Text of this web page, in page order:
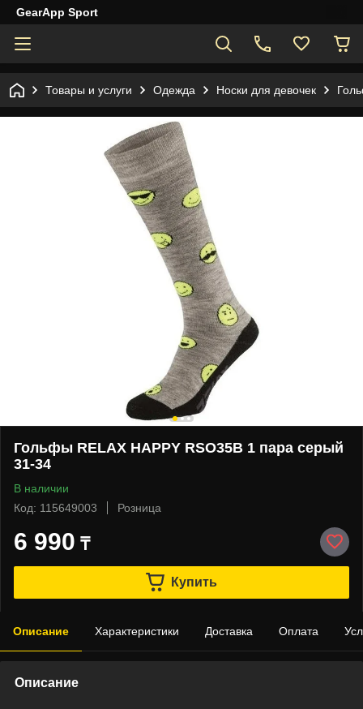
GearApp Sport
Товары и услуги Одежда Носки для девочек
Гольфы RELAX HAPPY RSO35B 1 пара серый
31-34
В наличии
Код: 115649003
Розница
6 990 ₸
Купить
Описание Характеристики Доставка Оплата
Описание